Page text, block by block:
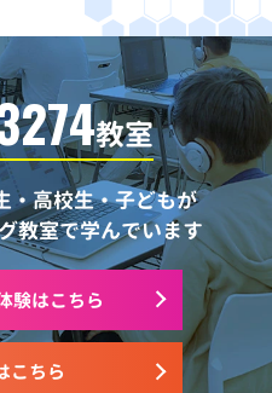
教室
・高校生・子どもが
教室で学んでいます
こちら
験はこちら